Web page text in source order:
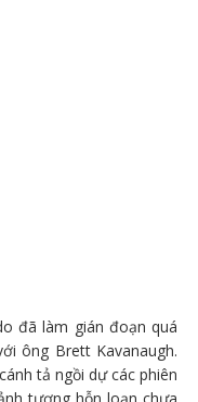
đã làm gián đoạn quá
ông Brett Kavanaugh.
tả ngồi dự các phiên
tượng hỗn loạn chưa